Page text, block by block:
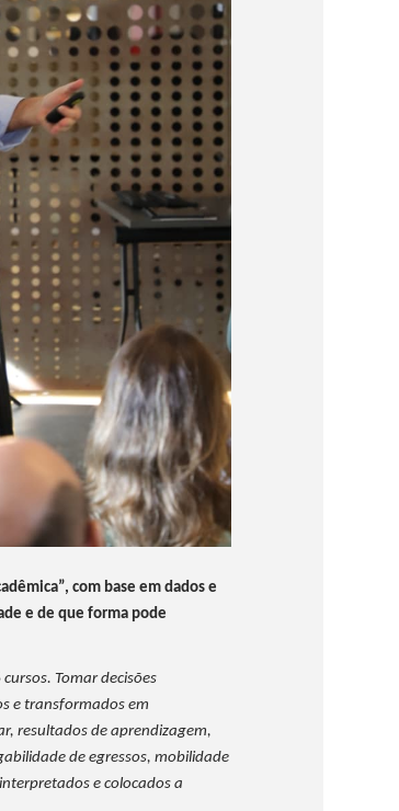
com base em dados e
e de que forma pode
Tomar decisões
e transformados em
resultados de aprendizagem,
de egressos, mobilidade
e colocados a